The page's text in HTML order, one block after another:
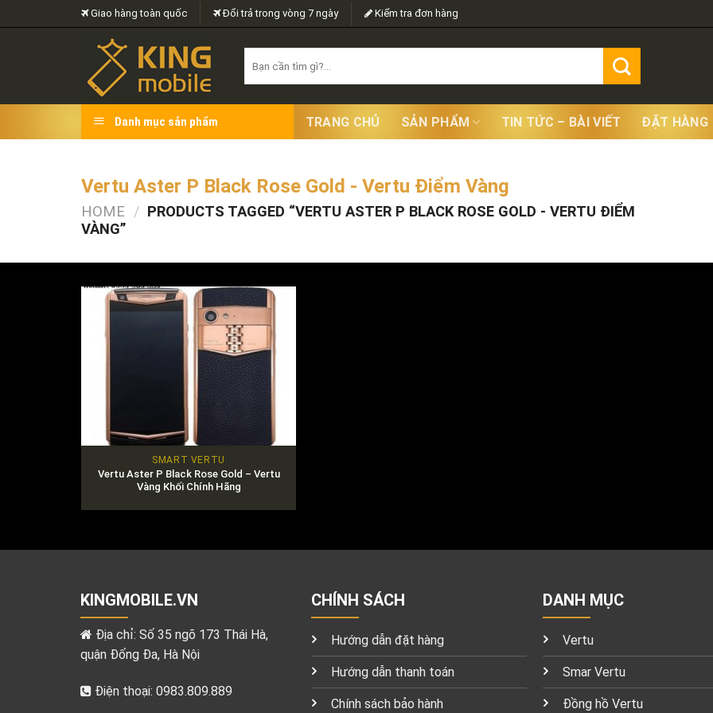
to
Giao hàng toàn quốc Đổi trả trong vòng 7 ngày Kiểm tra đơn hàng
for:
Danh mục sản phẩm TRANG CHỦ SẢN PHẨM TIN TỨC – BÀI VIẾT ĐẶT HÀNG
Vertu Aster P Black Rose Gold - Vertu Điểm Vàng
HOME / PRODUCTS TAGGED “VERTU ASTER P BLACK ROSE GOLD - VERTU ĐIỂM
VÀNG”
SMART VERTU
Vertu Aster P Black Rose Gold – Vertu
Vàng Khối Chính Hãng
KINGMOBILE.VN
Địa chỉ: Số 35 ngõ 173 Thái Hà,
quận Đống Đa, Hà Nội
Điện thoại: 0983.809.889
CHÍNH SÁCH
Hướng dẫn đặt hàng
Hướng dẫn thanh toán
Chính sách bảo hành
DANH MỤC
Vertu
Smar Vertu
Đồng hồ Vertu